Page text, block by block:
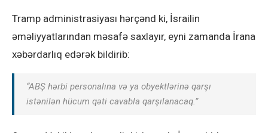
Tramp administrasiyası hərçənd ki, İsrailin
əməliyyatlarından məsafə saxlayır, eyni zamanda İrana
xəbərdarlıq edərək bildirib:
“ABŞ hərbi personalına və ya obyektlərinə qarşı
istənilən hücum qəti cavabla qarşılanacaq.”